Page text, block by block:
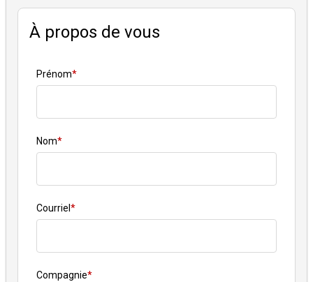
À propos de vous
*
Prénom
*
Nom
*
Courriel
*
Compagnie